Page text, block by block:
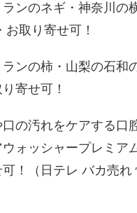
ンのネギ・神奈川の
お取り寄せ可！
ンの柿・山梨の石和
寄せ可！
の汚れをケアする口
ォッシャープレミア
！（日テレ バカ売れ